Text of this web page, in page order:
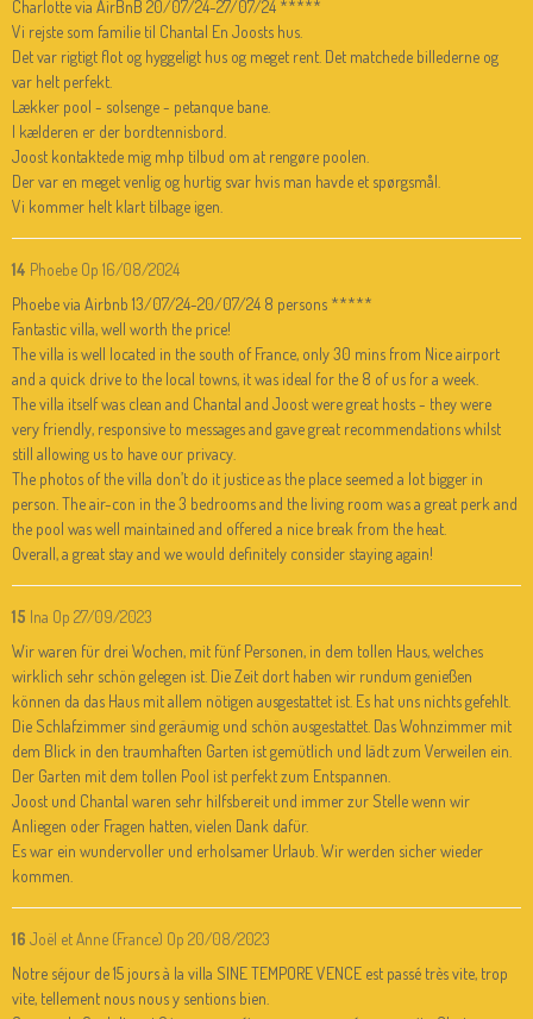
Charlotte via AirBnB 20/07/24-27/07/24 *****
Vi rejste som familie til Chantal En Joosts hus.
Det var rigtigt flot og hyggeligt hus og meget rent. Det matchede billederne og
var helt perfekt.
Lækker pool - solsenge - petanque bane.
I kælderen er der bordtennisbord.
Joost kontaktede mig mhp tilbud om at rengøre poolen.
Der var en meget venlig og hurtig svar hvis man havde et spørgsmål.
Vi kommer helt klart tilbage igen.
14 Phoebe Op 16/08/2024
Phoebe via Airbnb 13/07/24-20/07/24 8 persons *****
Fantastic villa, well worth the price!
The villa is well located in the south of France, only 30 mins from Nice airport
and a quick drive to the local towns, it was ideal for the 8 of us for a week.
The villa itself was clean and Chantal and Joost were great hosts - they were
very friendly, responsive to messages and gave great recommendations whilst
still allowing us to have our privacy.
The photos of the villa don’t do it justice as the place seemed a lot bigger in
person. The air-con in the 3 bedrooms and the living room was a great perk and
the pool was well maintained and offered a nice break from the heat.
Overall, a great stay and we would definitely consider staying again!
15 Ina Op 27/09/2023
Wir waren für drei Wochen, mit fünf Personen, in dem tollen Haus, welches
wirklich sehr schön gelegen ist. Die Zeit dort haben wir rundum genießen
können da das Haus mit allem nötigen ausgestattet ist. Es hat uns nichts gefehlt.
Die Schlafzimmer sind geräumig und schön ausgestattet. Das Wohnzimmer mit
dem Blick in den traumhaften Garten ist gemütlich und lädt zum Verweilen ein.
Der Garten mit dem tollen Pool ist perfekt zum Entspannen.
Joost und Chantal waren sehr hilfsbereit und immer zur Stelle wenn wir
Anliegen oder Fragen hatten, vielen Dank dafür.
Es war ein wundervoller und erholsamer Urlaub. Wir werden sicher wieder
kommen.
16 Joël et Anne (France) Op 20/08/2023
Notre séjour de 15 jours à la villa SINE TEMPORE VENCE est passé très vite, trop
vite, tellement nous nous y sentions bien.